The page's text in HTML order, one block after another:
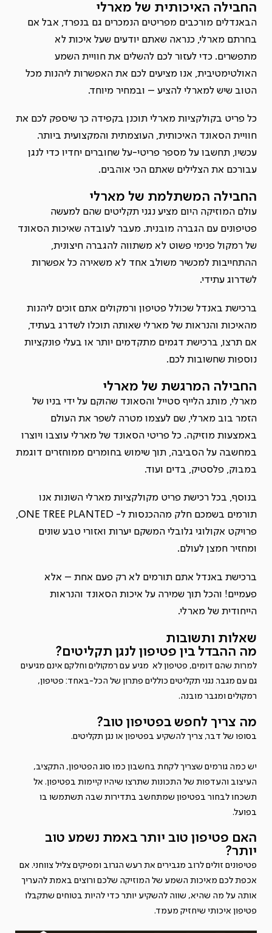
החבילה האיכותית של מארלי
הבאנדלים מורכבים מפריטים הנמכרים גם בנפרד, אבל אם
בחרתם מארלי, כנראה שאתם יודעים שעל איכות לא
מתפשרים. כדי לעזור לכם להשלים את חוויית השמע
האולטימטיבית, אנו מציעים לכם את האפשרות ליהנות מכל
הטוב שיש למארלי להציע – ובמחיר מיוחד.
כל פריט בקולקציות מארלי תוכנן בקפידה כך שיספק לכם את
חוויית הסאונד האיכותית, העוצמתית והמקצועית ביותר.
עכשיו, תחשבו על מספר פריטי-על שחוברים יחדיו כדי לנגן
עבורכם את הצלילים שאתם הכי אוהבים.
החבילה המשתלמת של מארלי
עולם המוזיקה היום מציע נגני תקליטים שהם למעשה
פטיפונים עם הגברה מובנית. מעבר לעובדה שאיכות הסאונד
של רמקול פנימי פשוט לא משתווה להגברה חיצונית,
ההתחייבות למכשיר משולב אחד לא משאירה כל אפשרות
לשדרוג עתידי.
ברכישת באנדל שכולל פטיפון ורמקולים אתם זוכים ליהנות
מהאיכות והנראות של מארלי שאותה תוכלו לשדרג בעתיד,
אם תרצו, ברכישת דגמים מתקדמים יותר או בעלי פונקציות
נוספות שחשובות לכם.
החבילה המרגשת של מארלי
מארלי, מותג הלייף סטייל והסאונד שהוקם על ידי בניו של
הזמר בוב מארלי, שם לעצמו מטרה לשפר את העולם
באמצעות מוזיקה. כל פריטי הסאונד של מארלי עוצבו ויוצרו
במחשבה על הסביבה, תוך שימוש בחומרים ממוחזרים דוגמת
במבוק, פלסטיק, בדים ועוד.
בנוסף, בכל רכישת פריט מקולקציות מארלי השונות אנו
תורמים בשמכם חלק מההכנסות ל- ONE TREE PLANTED,
פרויקט אקולוגי גלובלי המשקם יערות ואזורי טבע שונים
ומחזיר חמצן לעולם.
ברכישת באנדל אתם תורמים לא רק פעם אחת – אלא
פעמיים! והכל תוך שמירה על איכות הסאונד והנראות
הייחודית של מארלי.
שאלות ותשובות
מה ההבדל בין פטיפון לנגן תקליטים?
למרות שהם דומים, פטיפון לא מגיע עם רמקולים וחלקם אינם מגיעים
גם עם מגבר. נגני תקליטים כוללים פתרון של הכל-באחד: פטיפון,
רמקולים ומגבר מובנה.
מה צריך לחפש בפטיפון טוב?
בסופו של דבר, צריך להשקיע בפטיפון או נגן תקליטים.
יש כמה גורמים שצריך לקחת בחשבון כמו סוג הפטיפון, התקציב,
העיצוב והעדפות של התכונות שתרצו שיהיו קיימות בפטיפון. אל
תשכחו לבחור בפטיפון שמתחשב בתדירות שבה תשתמשו בו
בפועל.
האם פטיפון טוב יותר באמת נשמע טוב
יותר?
פטיפונים זולים לרוב מגבירים את רעש הגרוב ומפיקים צליל צווחני. אם
אכפת לכם מאיכות השמע של המוזיקה שלכם ורוצים באמת להעריך
אותה על מה שהיא, שווה להשקיע יותר כדי להיות בטוחים שתקבלו
פטיפון איכותי שיחזיק מעמד.